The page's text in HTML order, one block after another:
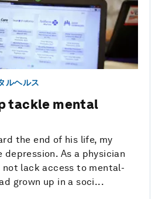
ルヘルス
tackle mental
the end of his life, my
As a physician
not lack access to mental-
grown up in a soci...